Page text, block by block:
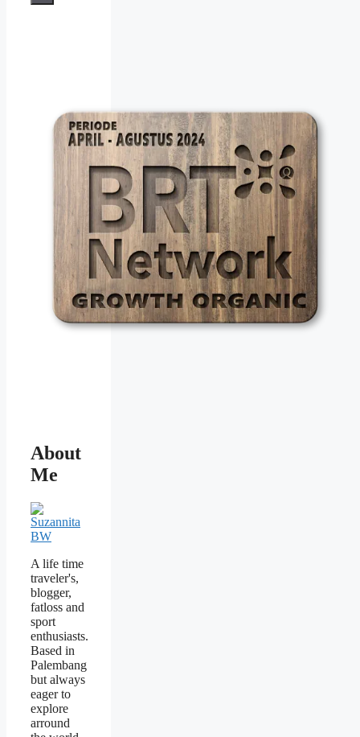
About
Me
A life time
traveler's,
blogger,
fatloss and
sport
enthusiasts.
Based in
Palembang
but always
eager to
explore
arround